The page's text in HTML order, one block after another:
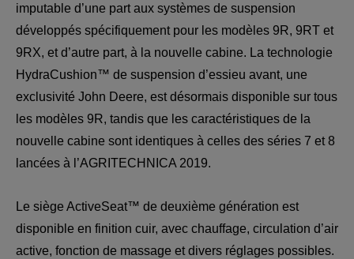
imputable d’une part aux systèmes de suspension
développés spécifiquement pour les modèles 9R, 9RT et
9RX, et d’autre part, à la nouvelle cabine. La technologie
HydraCushion™ de suspension d’essieu avant, une
exclusivité John Deere, est désormais disponible sur tous
les modèles 9R, tandis que les caractéristiques de la
nouvelle cabine sont identiques à celles des séries 7 et 8
lancées à l’AGRITECHNICA 2019.
Le siège ActiveSeat™ de deuxième génération est
disponible en finition cuir, avec chauffage, circulation d’air
active, fonction de massage et divers réglages possibles.